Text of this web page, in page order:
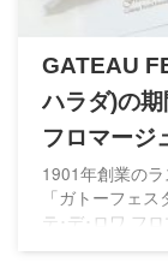
GATEAU
ハラダ)の
フロマージ
1901年創業の
「ガトーフェ
テ･デ･ロワ フ